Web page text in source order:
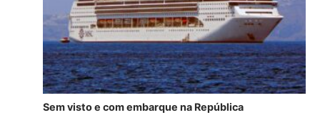
Sem visto e com embarque na República